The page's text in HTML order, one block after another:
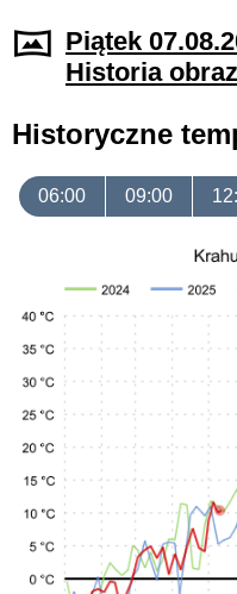
Piątek
Historia
Historyczne
06:00 09:00